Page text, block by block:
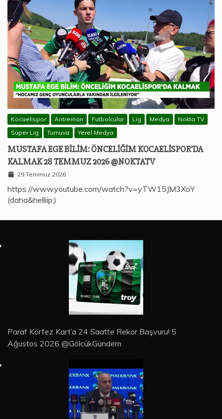
Kocaelispor Antreman Futbolcular Lig Medya
Nokta TV
Süper Lig
Turnuva Yerel Medya
MUSTAFA EGE BILIM: ÖNCELIĞIM KOCAELISPOR’DA
KALMAK 28 TEMMUZ 2026 @NOKTATV
29 Temmuz 2026
https://www.youtube.com/watch?v=yTW15JM3XoY
(daha&helliip;)
Paraf Körfez Kart’a 24 Saatte Rekor Başvuru! 5
Ağustos 2026 @GölcükGündem